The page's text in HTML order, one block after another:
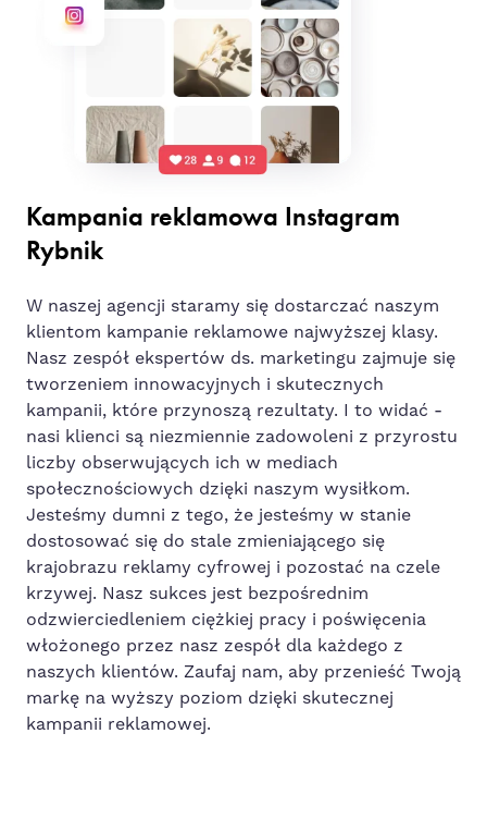
Kampania reklamowa Instagram
Rybnik
W naszej agencji staramy się dostarczać naszym
klientom kampanie reklamowe najwyższej klasy.
Nasz zespół ekspertów ds. marketingu zajmuje się
tworzeniem innowacyjnych i skutecznych
kampanii, które przynoszą rezultaty. I to widać -
nasi klienci są niezmiennie zadowoleni z przyrostu
liczby obserwujących ich w mediach
społecznościowych dzięki naszym wysiłkom.
Jesteśmy dumni z tego, że jesteśmy w stanie
dostosować się do stale zmieniającego się
krajobrazu reklamy cyfrowej i pozostać na czele
krzywej. Nasz sukces jest bezpośrednim
odzwierciedleniem ciężkiej pracy i poświęcenia
włożonego przez nasz zespół dla każdego z
naszych klientów. Zaufaj nam, aby przenieść Twoją
markę na wyższy poziom dzięki skutecznej
kampanii reklamowej.